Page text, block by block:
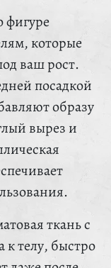
фигуре
которые
ваш рост.
посадкой
образу
вырез и
ткань с
к телу, быстро